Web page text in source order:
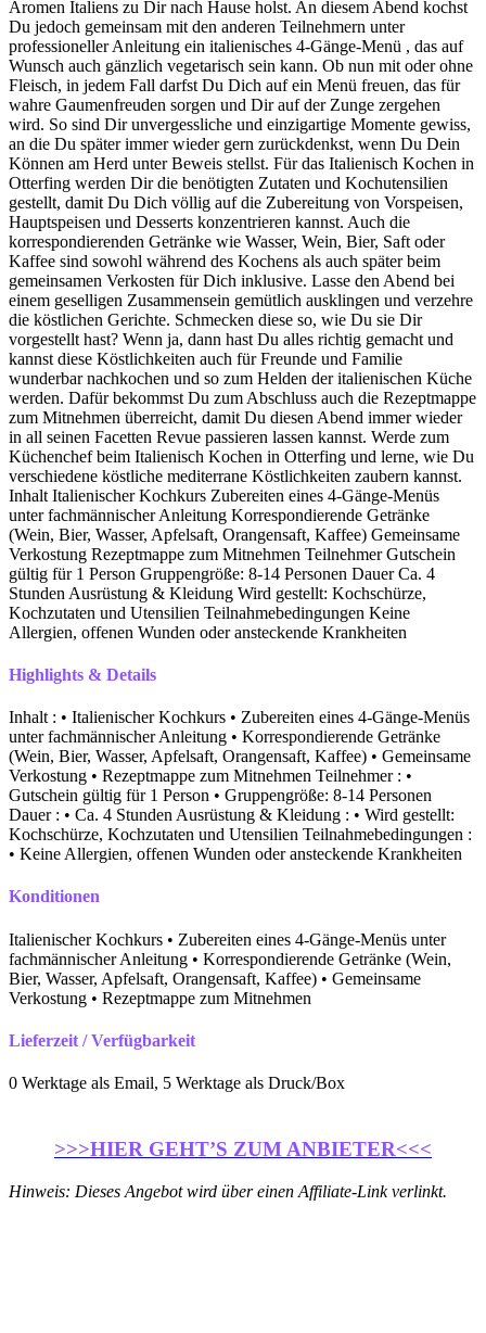
Aromen Italiens zu Dir nach Hause holst. An diesem Abend kochst
Du jedoch gemeinsam mit den anderen Teilnehmern unter
professioneller Anleitung ein italienisches 4-Gänge-Menü , das auf
Wunsch auch gänzlich vegetarisch sein kann. Ob nun mit oder ohne
Fleisch, in jedem Fall darfst Du Dich auf ein Menü freuen, das für
wahre Gaumenfreuden sorgen und Dir auf der Zunge zergehen
wird. So sind Dir unvergessliche und einzigartige Momente gewiss,
an die Du später immer wieder gern zurückdenkst, wenn Du Dein
Können am Herd unter Beweis stellst. Für das Italienisch Kochen in
Otterfing werden Dir die benötigten Zutaten und Kochutensilien
gestellt, damit Du Dich völlig auf die Zubereitung von Vorspeisen,
Hauptspeisen und Desserts konzentrieren kannst. Auch die
korrespondierenden Getränke wie Wasser, Wein, Bier, Saft oder
Kaffee sind sowohl während des Kochens als auch später beim
gemeinsamen Verkosten für Dich inklusive. Lasse den Abend bei
einem geselligen Zusammensein gemütlich ausklingen und verzehre
die köstlichen Gerichte. Schmecken diese so, wie Du sie Dir
vorgestellt hast? Wenn ja, dann hast Du alles richtig gemacht und
kannst diese Köstlichkeiten auch für Freunde und Familie
wunderbar nachkochen und so zum Helden der italienischen Küche
werden. Dafür bekommst Du zum Abschluss auch die Rezeptmappe
zum Mitnehmen überreicht, damit Du diesen Abend immer wieder
in all seinen Facetten Revue passieren lassen kannst. Werde zum
Küchenchef beim Italienisch Kochen in Otterfing und lerne, wie Du
verschiedene köstliche mediterrane Köstlichkeiten zaubern kannst.
Inhalt Italienischer Kochkurs Zubereiten eines 4-Gänge-Menüs
unter fachmännischer Anleitung Korrespondierende Getränke
(Wein, Bier, Wasser, Apfelsaft, Orangensaft, Kaffee) Gemeinsame
Verkostung Rezeptmappe zum Mitnehmen Teilnehmer Gutschein
gültig für 1 Person Gruppengröße: 8-14 Personen Dauer Ca. 4
Stunden Ausrüstung & Kleidung Wird gestellt: Kochschürze,
Kochzutaten und Utensilien Teilnahmebedingungen Keine
Allergien, offenen Wunden oder ansteckende Krankheiten
Highlights & Details
Inhalt : • Italienischer Kochkurs • Zubereiten eines 4-Gänge-Menüs
unter fachmännischer Anleitung • Korrespondierende Getränke
(Wein, Bier, Wasser, Apfelsaft, Orangensaft, Kaffee) • Gemeinsame
Verkostung • Rezeptmappe zum Mitnehmen Teilnehmer : •
Gutschein gültig für 1 Person • Gruppengröße: 8-14 Personen
Dauer : • Ca. 4 Stunden Ausrüstung & Kleidung : • Wird gestellt:
Kochschürze, Kochzutaten und Utensilien Teilnahmebedingungen :
• Keine Allergien, offenen Wunden oder ansteckende Krankheiten
Konditionen
Italienischer Kochkurs • Zubereiten eines 4-Gänge-Menüs unter
fachmännischer Anleitung • Korrespondierende Getränke (Wein,
Bier, Wasser, Apfelsaft, Orangensaft, Kaffee) • Gemeinsame
Verkostung • Rezeptmappe zum Mitnehmen
Lieferzeit / Verfügbarkeit
0 Werktage als Email, 5 Werktage als Druck/Box
>>>HIER GEHT’S ZUM ANBIETER<<<
Hinweis: Dieses Angebot wird über einen Affiliate-Link verlinkt.